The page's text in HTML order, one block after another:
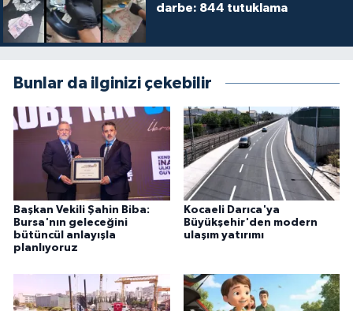
darbe: 844 tutuklama
Bunlar da ilginizi çekebilir
Başkan Vekili Şahin Biba:
Bursa'nın geleceğini
bütüncül anlayışla
planlıyoruz
Kocaeli Darıca'ya
Büyükşehir'den modern
ulaşım yatırımı